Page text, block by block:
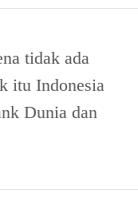
tidak ada
itu Indonesia
Dunia dan